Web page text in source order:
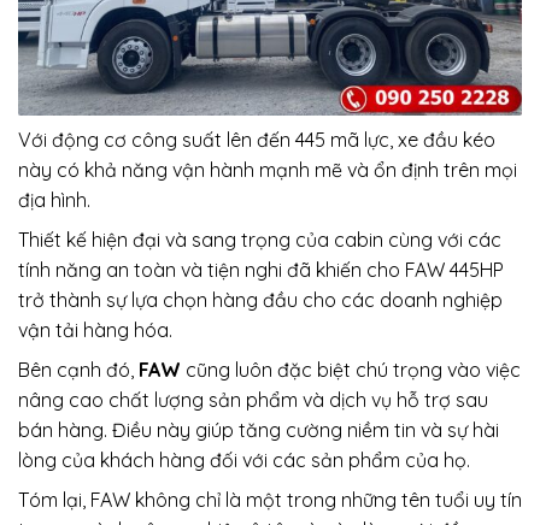
Với động cơ công suất lên đến 445 mã lực, xe đầu kéo
này có khả năng vận hành mạnh mẽ và ổn định trên mọi
địa hình.
Thiết kế hiện đại và sang trọng của cabin cùng với các
tính năng an toàn và tiện nghi đã khiến cho FAW 445HP
trở thành sự lựa chọn hàng đầu cho các doanh nghiệp
vận tải hàng hóa.
Bên cạnh đó, FAW cũng luôn đặc biệt chú trọng vào việc
nâng cao chất lượng sản phẩm và dịch vụ hỗ trợ sau
bán hàng. Điều này giúp tăng cường niềm tin và sự hài
lòng của khách hàng đối với các sản phẩm của họ.
Tóm lại, FAW không chỉ là một trong những tên tuổi uy tín